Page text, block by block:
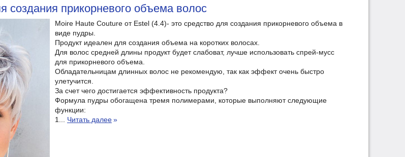
создания прикорневого объема волос
Moire Haute Couture от Estel (4.4)- это средство для создания прикорневого объема в
виде пудры.
Продукт идеален для создания объема на коротких волосах.
Для волос средней длины продукт будет слабоват, лучше использовать спрей-мусс
для прикорневого объема.
Обладательницам длинных волос не рекомендую, так как эффект очень быстро
улетучится.
За счет чего достигается эффективность продукта?
Формула пудры обогащена тремя полимерами, которые выполняют следующие
функции:
1... Читать далее»